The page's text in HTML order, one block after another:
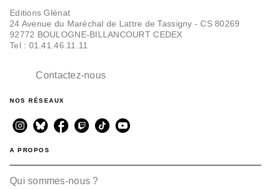
BD - ROMAN GRAPHIQUE
Editions Glénat
24 Avenue du Maréchal de Lattre de Tassigny - CS 80269
92772 BOULOGNE-BILLANCOURT CEDEX
Tel : 01.41.46.11.11
Contactez-nous
NOS RÉSEAUX
A PROPOS
Qui sommes-nous ?